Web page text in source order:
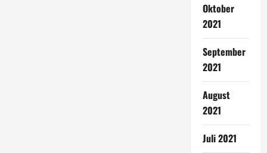
Oktober
2021
September
2021
August
2021
Juli 2021